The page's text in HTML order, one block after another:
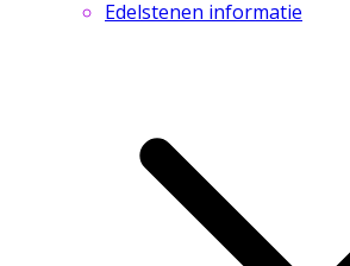
Edelstenen informatie